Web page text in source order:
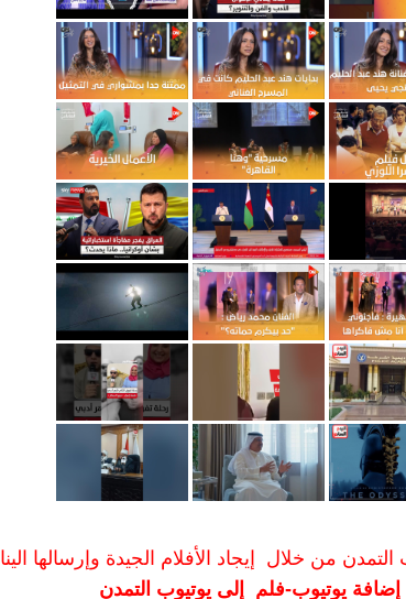
التمدن من خلال إيجاد الأفلام الجيدة وإرسالها الينا
إضافة يوتيوب-فلم إلى يوتيوب التمدن